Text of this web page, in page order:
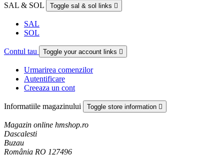
SAL & SOL Toggle sal & sol links 
SAL
SOL
Contul tau Toggle your account links 
Urmarirea comenzilor
Autentificare
Creeaza un cont
Informatiile magazinului Toggle store information 
Magazin online hmshop.ro
Dascalesti
Buzau
România RO 127496